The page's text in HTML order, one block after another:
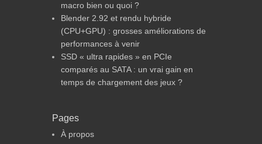
macro bien ou quoi ?
Blender 2.92 et rendu hybride
(CPU+GPU) : grosses améliorations de
performances à venir
SSD « ultra rapides » en PCIe
comparés au SATA : un vrai gain en
temps de chargement des jeux ?
Pages
À propos